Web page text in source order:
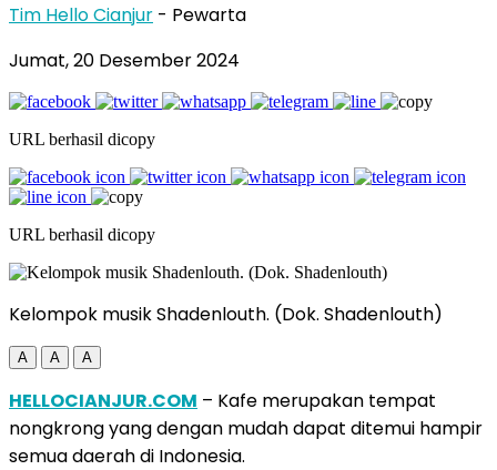
Tim Hello Cianjur - Pewarta
Jumat, 20 Desember 2024
URL berhasil dicopy
URL berhasil dicopy
Kelompok musik Shadenlouth. (Dok. Shadenlouth)
A A A
HELLOCIANJUR.COM – Kafe merupakan tempat
nongkrong yang dengan mudah dapat ditemui hampir
semua daerah di Indonesia.